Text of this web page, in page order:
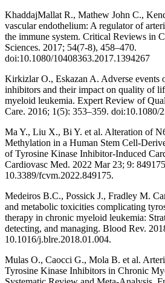
KhaddajMallat R., Mathew John C.,
vascular endothelium: A regulator of
the immune system. Critical Reviews in
Sciences. 2017; 54(7-8), 458–470.
doi:10.1080/10408363.2017.1394267
Kirkizlar O., Eskazan A. Adverse events
inhibitors and their impact on quality of
myeloid leukemia. Expert Review of
Care. 2016; 1(5): 353–359. doi:10.1080/
Ma Y., Liu X., Bi Y. et al. Alteration of
Methylation in a Human Stem Cell-
of Tyrosine Kinase Inhibitor-Induced
Cardiovasc Med. 2022 Mar 23; 9:
10.3389/fcvm.2022.849175.
Medeiros B.C., Possick J., Fradley M.
and metabolic toxicities complicating
therapy in chronic myeloid leukemia:
detecting, and managing. Blood Rev.
10.1016/j.blre.2018.01.004.
Mulas O., Caocci G., Mola B. et al.
Tyrosine Kinase Inhibitors in Chronic